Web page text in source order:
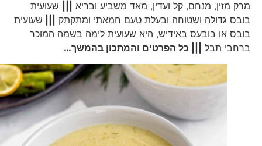
מרק מזין, מנחם, קל ועדין, מאד משביע ובריא|||
שעועית
בובס גדולה ושטוחה ובעלת טעם חמאתי ומתקתק|||
שעועית
בובס או בובעס באידיש, היא שעועית לימה בשמה המוכר
ברחבי תבל||| כל הפרטים והמתכון בהמשך…